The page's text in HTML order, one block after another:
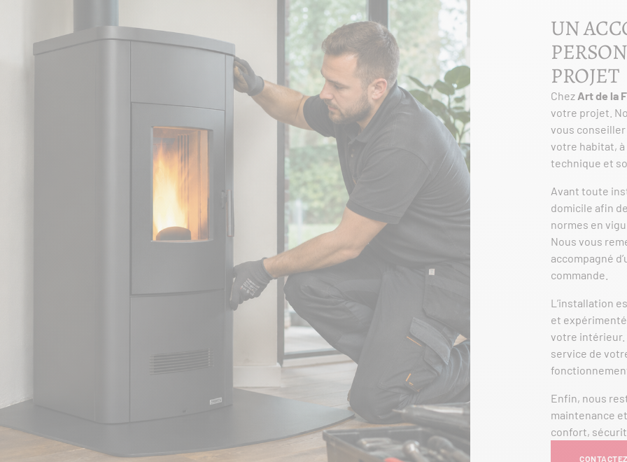
UN
PROJET
Chez Art de la
votre projet.
vous conseiller
votre habitat,
technique et
Avant toute
domicile afin
normes en
Nous vous
accompagné
commande.
L’installation
et
votre intérieur.
service de
Enfin, nous
maintenance
confort,